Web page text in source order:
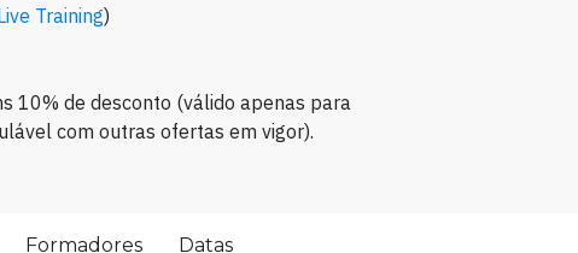
Training)
10% de desconto (válido apenas para
com outras ofertas em vigor).
Formadores Datas